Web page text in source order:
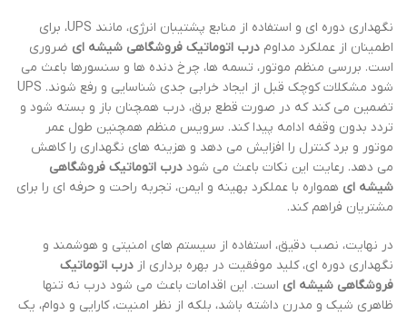
نگهداری دوره ای و استفاده از منابع پشتیبان انرژی، مانند UPS، برای
اطمینان از عملکرد مداوم درب اتوماتیک فروشگاهی شیشه ای ضروری
است. بررسی منظم موتور، تسمه ها، چرخ دنده ها و سنسورها باعث می
شود مشکلات کوچک قبل از ایجاد خرابی جدی شناسایی و رفع شوند. UPS
تضمین می کند که در صورت قطع برق، درب همچنان باز و بسته شود و
تردد بدون وقفه ادامه پیدا کند. سرویس منظم همچنین طول عمر
موتور و برد کنترل را افزایش می دهد و هزینه های نگهداری را کاهش
می دهد. رعایت این نکات باعث می شود درب اتوماتیک فروشگاهی
شیشه ای همواره با عملکرد بهینه و ایمن، تجربه راحت و حرفه ای را برای
مشتریان فراهم کند.
در نهایت، نصب دقیق، استفاده از سیستم های امنیتی و هوشمند و
نگهداری دوره ای، کلید موفقیت در بهره برداری از درب اتوماتیک
فروشگاهی شیشه ای است. این اقدامات باعث می شود درب نه تنها
ظاهری شیک و مدرن داشته باشد، بلکه از نظر امنیت، کارایی و دوام، یک